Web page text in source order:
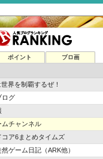
ポイント ブロ画
界を制覇するぜ！
ログ
ムチャンネル
コア6まとめタイムズ
ゲーム日記（ARK他）